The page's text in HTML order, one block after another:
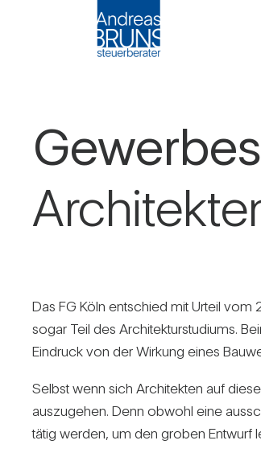
Das FG Köln ent­schied mit Urteil
sogar Teil des Archi­tek­tur­stu­diums.
Ein­druck von der Wir­kung eines
Selbst wenn sich Archi­tekten auf
aus­zu­gehen. Denn obwohl eine
tätig werden, um den groben Ent­wurf